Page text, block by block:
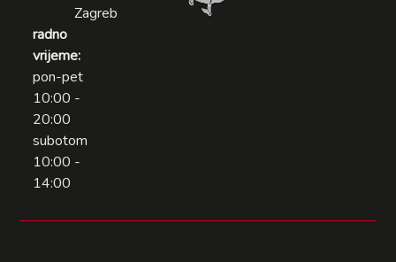
Zagreb
radno
vrijeme:
pon-pet
10:00 -
20:00
subotom
10:00 -
14:00